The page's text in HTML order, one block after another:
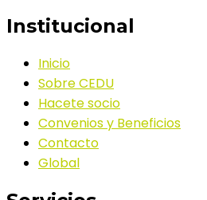
Institucional
Inicio
Sobre CEDU
Hacete socio
Convenios y Beneficios
Contacto
Global